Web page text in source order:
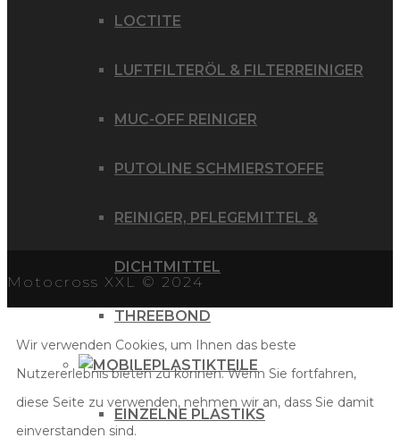
LOCTITE
LUFTFILTERÖL & FILTERREINIGER
MUC-OFF REINIGER
PUTOLINE SCHMIERSTOFFE
REINIGER, PFLEGEMITTEL &
DICHTMITTEL
THREEBOND
PLASTIKTEILE
EINZELNE PLASTIKS
Motocross XXL © 2024
Wir verwenden Cookies, um Ihnen das beste
Nutzererlebnis bieten zu können. Wenn Sie fortfahren,
diese Seite zu verwenden, nehmen wir an, dass Sie damit
einverstanden sind.